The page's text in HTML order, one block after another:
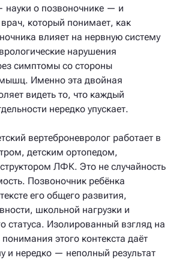
науки о позвоночнике — и
который понимает, как
влияет на нервную систему
нарушения
симптомы со стороны
Именно эта двойная
видеть то, что каждый
нередко упускает.
вертеброневролог работает в
детским ортопедом,
ЛФК. Это не случайность
Позвоночник ребёнка
его общего развития,
школьной нагрузки и
статуса. Изолированный взгляд на
этого контекста даёт
и нередко — неполный результат